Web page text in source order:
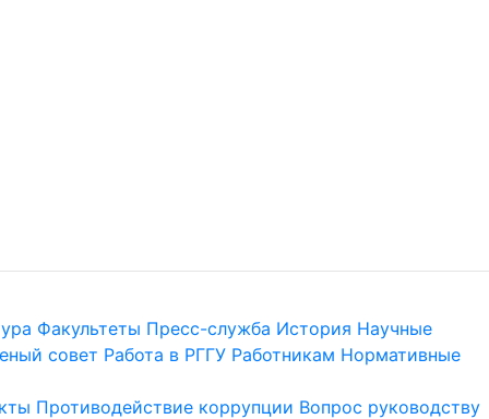
Факультеты Пресс-служба История Научные
совет Работа в РГГУ Работникам Нормативные
Противодействие коррупции Вопрос руководству